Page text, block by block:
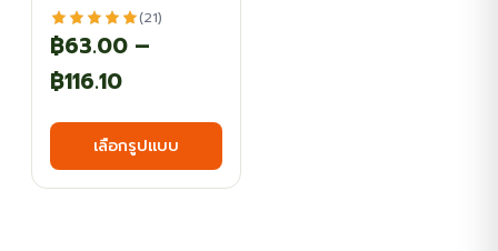
(21)
฿63.00 –
฿116.10Price
range:
฿63.00
through
เลือกรูปแบบ
This
has